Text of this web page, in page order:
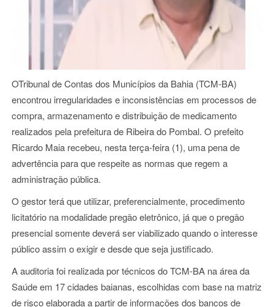
OTribunal de Contas dos Municípios da Bahia (TCM-BA)
encontrou irregularidades e inconsistências em processos de
compra, armazenamento e distribuição de medicamento
realizados pela prefeitura de Ribeira do Pombal. O prefeito
Ricardo Maia recebeu, nesta terça-feira (1), uma pena de
advertência para que respeite as normas que regem a
administração pública.
O gestor terá que utilizar, preferencialmente, procedimento
licitatório na modalidade pregão eletrônico, já que o pregão
presencial somente deverá ser viabilizado quando o interesse
público assim o exigir e desde que seja justificado.
A auditoria foi realizada por técnicos do TCM-BA na área da
Saúde em 17 cidades baianas, escolhidas com base na matriz
de risco elaborada a partir de informações dos bancos de